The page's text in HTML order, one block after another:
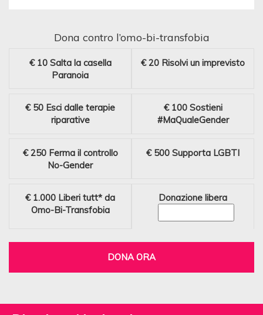
Dona contro l’omo-bi-transfobia
€ 10 Salta la casella
Paranoia
€ 20 Risolvi un imprevisto
€ 50 Esci dalle terapie
riparative
€ 100 Sostieni
#MaQualeGender
€ 250 Ferma il controllo
No-Gender
€ 500 Supporta LGBTI
€ 1.000 Liberi tutt* da
Omo-Bi-Transfobia
Donazione libera
DONA ORA